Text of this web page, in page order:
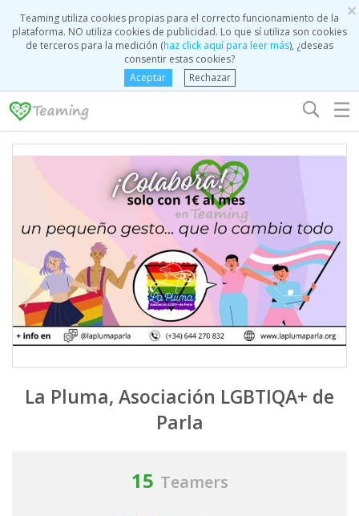
×
Teaming utiliza cookies propias para el correcto funcionamiento de la
plataforma. NO utiliza cookies de publicidad. Lo que sí utiliza son cookies
de terceros para la medición (haz click aquí para leer más), ¿deseas
consentir estas cookies?
Aceptar
Rechazar
☰
La Pluma, Asociación LGBTIQA+ de
Parla
15 Teamers